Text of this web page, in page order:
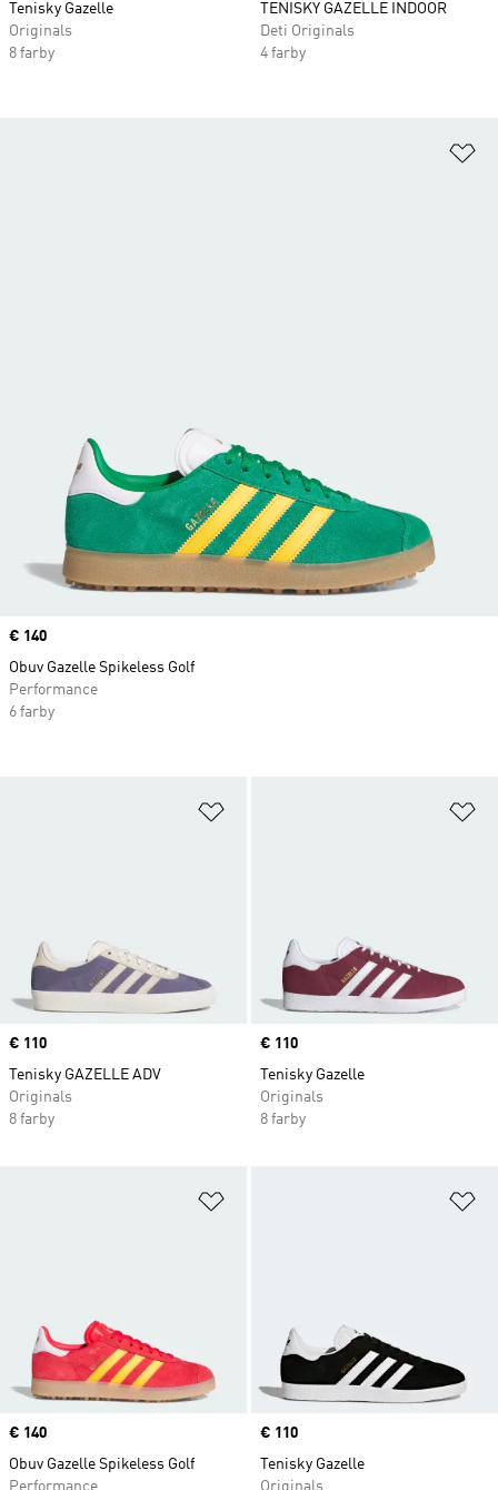
Tenisky Gazelle
Originals
8 farby
TENISKY GAZELLE INDOOR
Deti Originals
4 farby
Pridať do zoznamu želaných
Price
€ 110
Tenisky GAZELLE ADV
Originals
8 farby
Price
€ 110
Tenisky Gazelle
Originals
8 farby
Pridať do zoznamu želaných
Price
€ 140
Obuv Gazelle Spikeless Golf
Performance
Price
€ 110
Tenisky Gazelle
Originals
Price
€ 140
Obuv Gazelle Spikeless Golf
Performance
6 farby